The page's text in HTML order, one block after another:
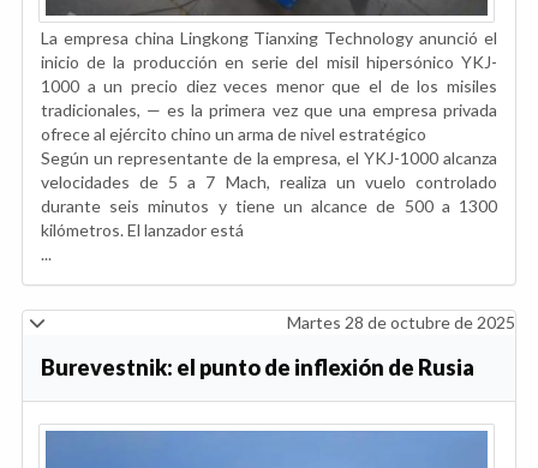
La empresa china Lingkong Tianxing Technology anunció el
inicio de la producción en serie del misil hipersónico YKJ-
1000 a un precio diez veces menor que el de los misiles
tradicionales, — es la primera vez que una empresa privada
ofrece al ejército chino un arma de nivel estratégico
Según un representante de la empresa, el YKJ-1000 alcanza
velocidades de 5 a 7 Mach, realiza un vuelo controlado
durante seis minutos y tiene un alcance de 500 a 1300
kilómetros. El lanzador está
...
Martes 28 de octubre de 2025
Burevestnik: el punto de inflexión de Rusia